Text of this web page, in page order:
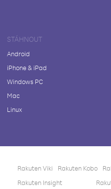
STÁHNOUT
Android
iPhone & iPad
Windows PC
Mac
Linux
Rakuten Viki Rakuten Kobo
Rakuten Insight